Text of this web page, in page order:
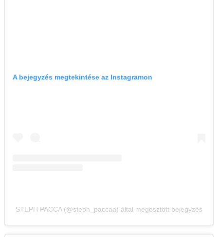
A bejegyzés megtekintése az Instagramon
STEPH PACCA (@steph_paccaa) által megosztott bejegyzés